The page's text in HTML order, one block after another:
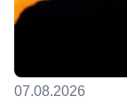
07.08.2026